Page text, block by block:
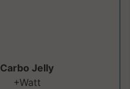
Carbo Jelly
+Watt